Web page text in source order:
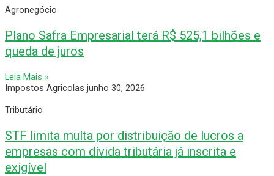
Agronegócio
Plano Safra Empresarial terá R$ 525,1 bilhões e
queda de juros
Leia Mais »
Impostos Agricolas junho 30, 2026
Tributário
STF limita multa por distribuição de lucros a
empresas com dívida tributária já inscrita e
exigível